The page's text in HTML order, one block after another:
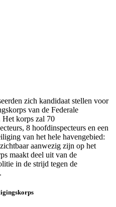
zich kandidaat stellen voor
van de Federale
Het korps zal 70
8 hoofdinspecteurs en een
van het hele havengebied:
aanwezig zijn op het
maakt deel uit van de
in de strijd tegen de